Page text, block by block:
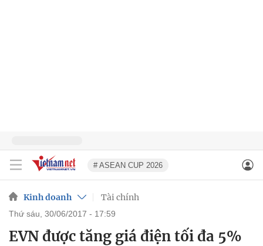
# ASEAN CUP 2026
Kinh doanh Tài chính
thứ sáu, 30/06/2017 - 17:59
EVN được tăng giá điện tối đa 5%